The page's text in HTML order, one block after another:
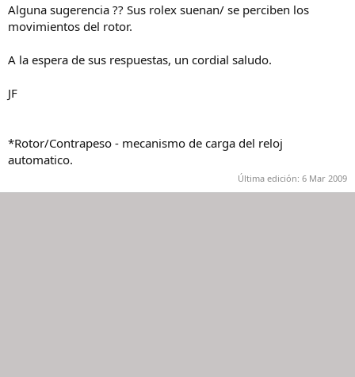
Alguna sugerencia ?? Sus rolex suenan/ se perciben los
movimientos del rotor.
A la espera de sus respuestas, un cordial saludo.
JF
*Rotor/Contrapeso - mecanismo de carga del reloj
automatico.
Última edición: 6 Mar 2009